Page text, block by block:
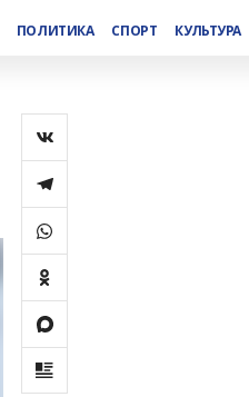
ПОЛИТИКА СПОРТ КУЛЬТУРА